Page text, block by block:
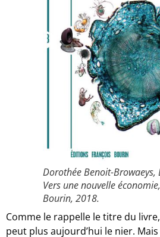
Dorothée Benoit-Browaeys,
Vers une nouvelle
Bourin, 2018.
Comme le rappelle le titre du
peut plus aujourd’hui le nier.